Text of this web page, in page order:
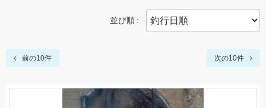
並び順
前の10件 次の10件